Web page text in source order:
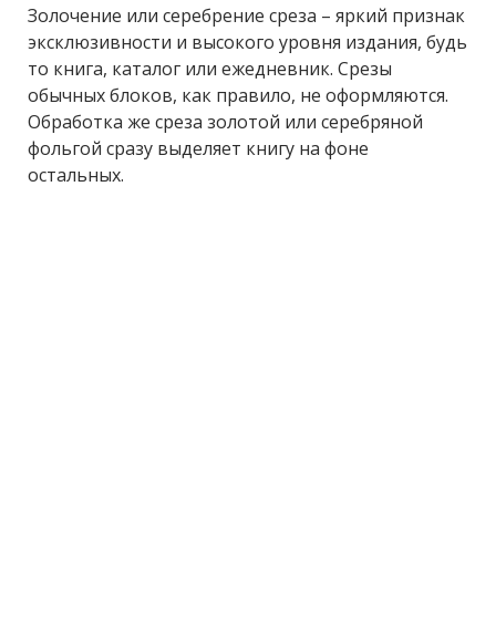
Золочение или серебрение среза – яркий признак
эксклюзивности и высокого уровня издания, будь
то книга, каталог или ежедневник. Срезы
обычных блоков, как правило, не оформляются.
Обработка же среза золотой или серебряной
фольгой сразу выделяет книгу на фоне
остальных.